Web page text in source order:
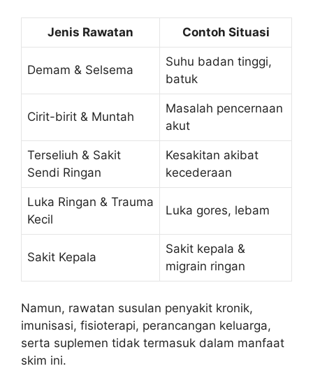
Jenis Rawatan Contoh Situasi
Demam & Selsema
Suhu badan tinggi,
batuk
Cirit-birit & Muntah
Masalah pencernaan
akut
Terseliuh & Sakit
Sendi Ringan
Kesakitan akibat
kecederaan
Luka Ringan & Trauma
Kecil
Luka gores, lebam
Sakit Kepala
Sakit kepala &
migrain ringan
Namun, rawatan susulan penyakit kronik,
imunisasi, fisioterapi, perancangan keluarga,
serta suplemen tidak termasuk dalam manfaat
skim ini.